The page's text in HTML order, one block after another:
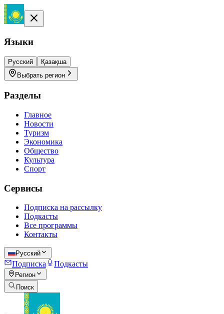
Языки
Русский
Қазақша
Выбрать регион
Разделы
Главное
Новости
Туризм
Экономика
Общество
Культура
Спорт
Сервисы
Подписка на рассылку
Подкасты
Все программы
Контакты
Русский
Подписка Подкасты
Регион
Поиск